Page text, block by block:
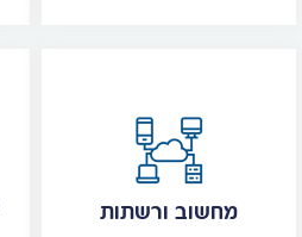
מחשוב ורשתות